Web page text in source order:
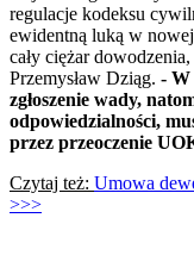
regulacje kodeksu
ewidentną luką w
cały ciężar
Przemysław Dziąg. -
zgłoszenie wady,
odpowiedzialności,
przez przeoczenie
Czytaj też: Umowa
>>>